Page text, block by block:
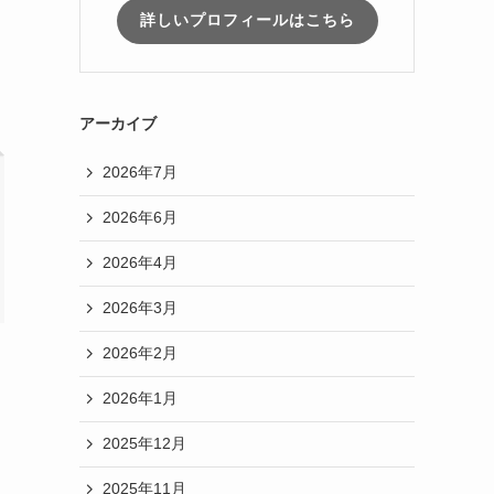
詳しいプロフィールはこちら
アーカイブ
2026年7月
2026年6月
2026年4月
2026年3月
2026年2月
2026年1月
2025年12月
2025年11月